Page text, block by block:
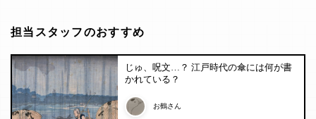
担当スタッフのおすすめ
じゅ、呪文…？ 江戸時代の傘には何が書
かれている？
お鶴さん